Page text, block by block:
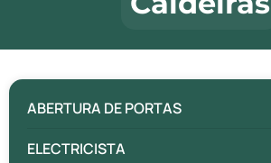
ABERTURA DE PORTAS
ELECTRICISTA